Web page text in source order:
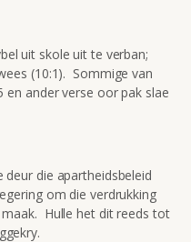
uit skole uit te verban;
(10:1). Sommige van
en ander verse oor pak slae
deur die apartheidsbeleid
om die verdrukking
Hulle het dit reeds tot